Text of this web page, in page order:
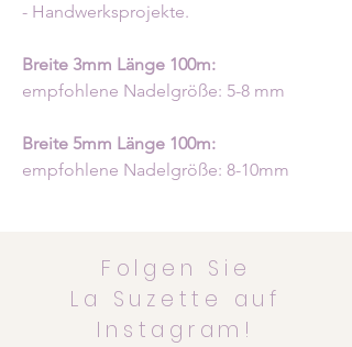
- Handwerksprojekte.
Breite 3mm Länge 100m:
empfohlene Nadelgröße: 5-8 mm
Breite 5mm Länge 100m:
empfohlene Nadelgröße: 8-10mm
Folgen Sie
La Suzette auf
Instagram!